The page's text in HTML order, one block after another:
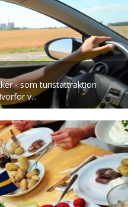
- som turistattraktion
v...